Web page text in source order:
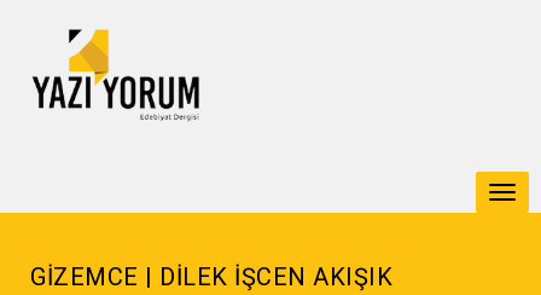
GİZEMCE | DİLEK İŞCEN AKIŞIK